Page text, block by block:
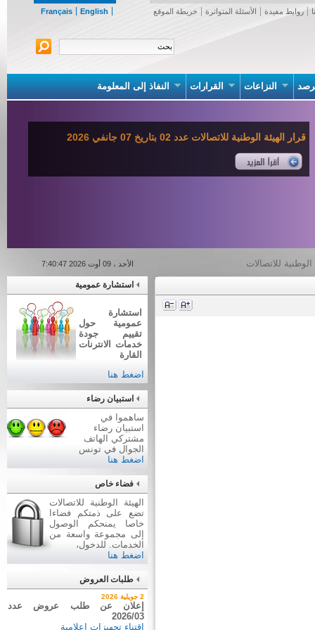
Français English روابط مفيدة الأسئلة المتواترة خريطة الموقع
النزاعات القرارات النفاذ إلى المعلومة
قرار الهيئة الوطنية للاتصالات عدد 02 بتاريخ 07 جانفي 2026
للاتصالات الأحد ، 09 أوت 2026 7:40:47
استشارة عمومية
استشارة
عمومية حول
تقييم جودة
خدمات الانترنات
القارة
اضغط هنا
استبيان رضاء
ساهموا في
استبيان رضاء
مشتركي الهاتف
الجوال في تونس
اضغط هنا
فضاء خاص
الهيئة الوطنية للاتصالات
تضع على ذمتكم فضاءا
خاصا يمنحكم الوصول
إلى مجموعة واسعة من
الخدمات. للدخول،
اضغط هنا
طلبات العروض
نتيجة بيع وسائل نقل عن طريق
ظروف مغلقة عدد 01/2026
بيع وسائل نقل عن طريق ظروف
إعلان عن طلب عروض عدد
2026/03
اقتناء تجهيزات إعلامية